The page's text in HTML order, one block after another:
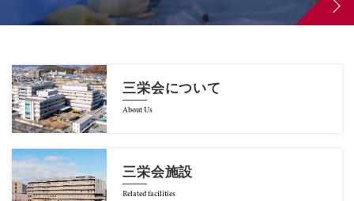
三栄会について
About Us
三栄会施設
Related facilities